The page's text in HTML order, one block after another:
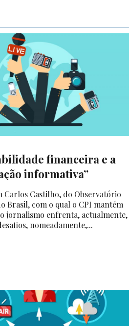
financeira e a
informativa”
Carlos Castilho, do Observatório
Brasil, com o qual o CPI mantém
jornalismo enfrenta, actualmente,
nomeadamente,...